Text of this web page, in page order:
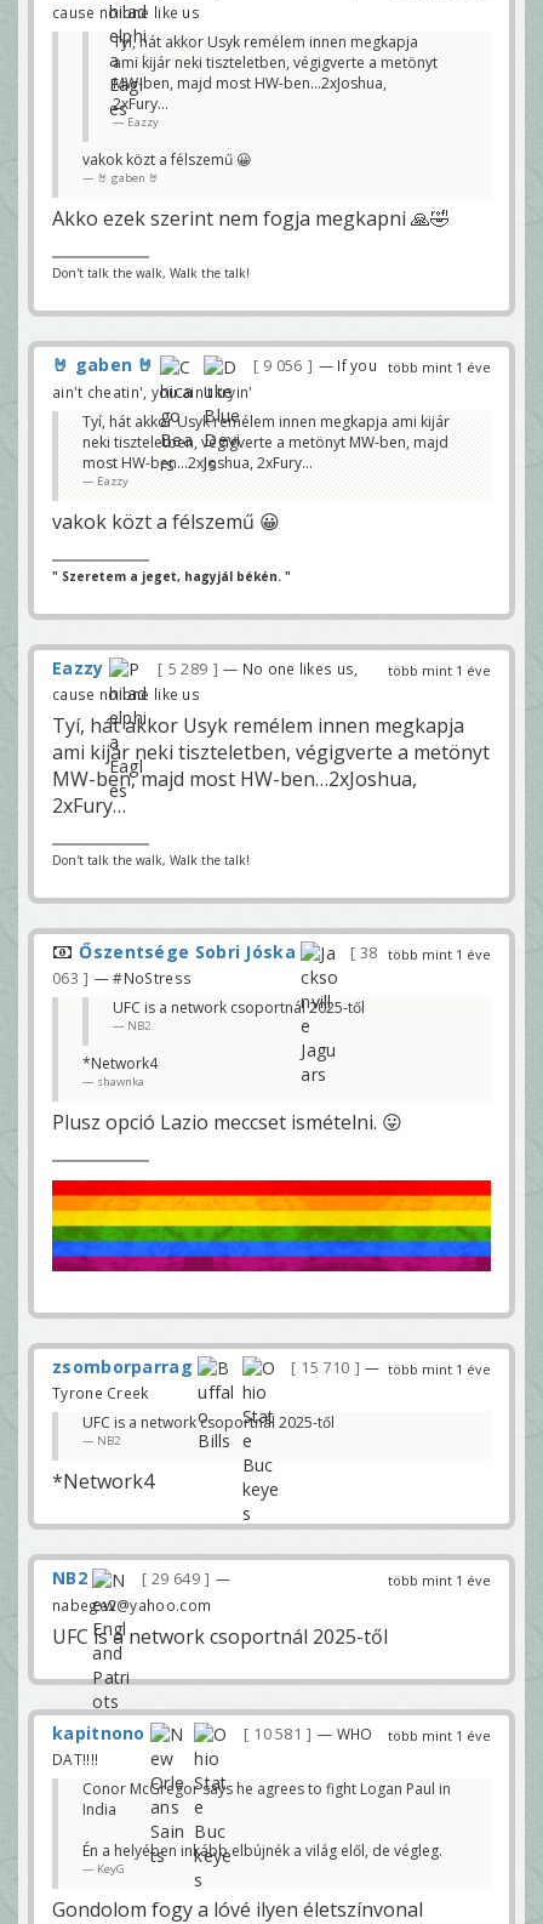
cause no one like us
Tyí, hát akkor Usyk remélem innen megkapja
ami kijár neki tiszteletben, végigverte a metönyt
MW-ben, majd most HW-ben…2xJoshua,
2xFury…
Eazzy
vakok közt a félszemű 😀
🤘 gaben 🤘
Akko ezek szerint nem fogja megkapni 🙏🤣
Don't talk the walk, Walk the talk!
több mint 1 éve
🤘 gaben 🤘 9 056
— If you
ain't cheatin', you ain't tryin'
Tyí, hát akkor Usyk remélem innen megkapja ami kijár
neki tiszteletben, végigverte a metönyt MW-ben, majd
most HW-ben…2xJoshua, 2xFury…
Eazzy
vakok közt a félszemű 😀
" Szeretem a jeget, hagyjál békén. "
több mint 1 éve
Eazzy 5 289
— No one likes us,
cause no one like us
Tyí, hát akkor Usyk remélem innen megkapja
ami kijár neki tiszteletben, végigverte a metönyt
MW-ben, majd most HW-ben…2xJoshua,
2xFury…
Don't talk the walk, Walk the talk!
több mint 1 éve
Őszentsége Sobri Jóska
38
063
— #NoStress
UFC is a network csoportnál 2025-től
NB2
*Network4
shawnka
Plusz opció Lazio meccset ismételni. 😛
több mint 1 éve
zsomborparrag 15 710
—
Tyrone Creek
UFC is a network csoportnál 2025-től
NB2
*Network4
több mint 1 éve
NB2 29 649
—
nabege2@yahoo.com
UFC is a network csoportnál 2025-től
több mint 1 éve
kapitnono 10 581
— WHO
DAT!!!!
Conor McGregor says he agrees to fight Logan Paul in
India
Én a helyében inkább elbújnék a világ elől, de végleg.
KeyG
Gondolom fogy a lóvé ilyen életszínvonal